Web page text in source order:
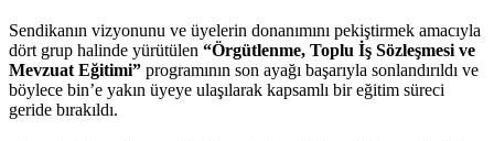
Sendikanın vizyonunu ve üyelerin donanımını pekiştirmek amacıyla
dört grup halinde yürütülen “Örgütlenme, Toplu İş Sözleşmesi ve
Mevzuat Eğitimi” programının son ayağı başarıyla sonlandırıldı ve
böylece bin’e yakın üyeye ulaşılarak kapsamlı bir eğitim süreci
geride bırakıldı.